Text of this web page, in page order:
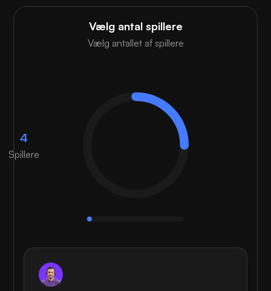
Vælg antal spillere
Vælg antallet af spillere
4
Spillere